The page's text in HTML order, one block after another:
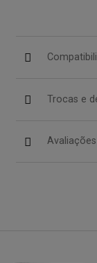
Trocas e
Avaliações